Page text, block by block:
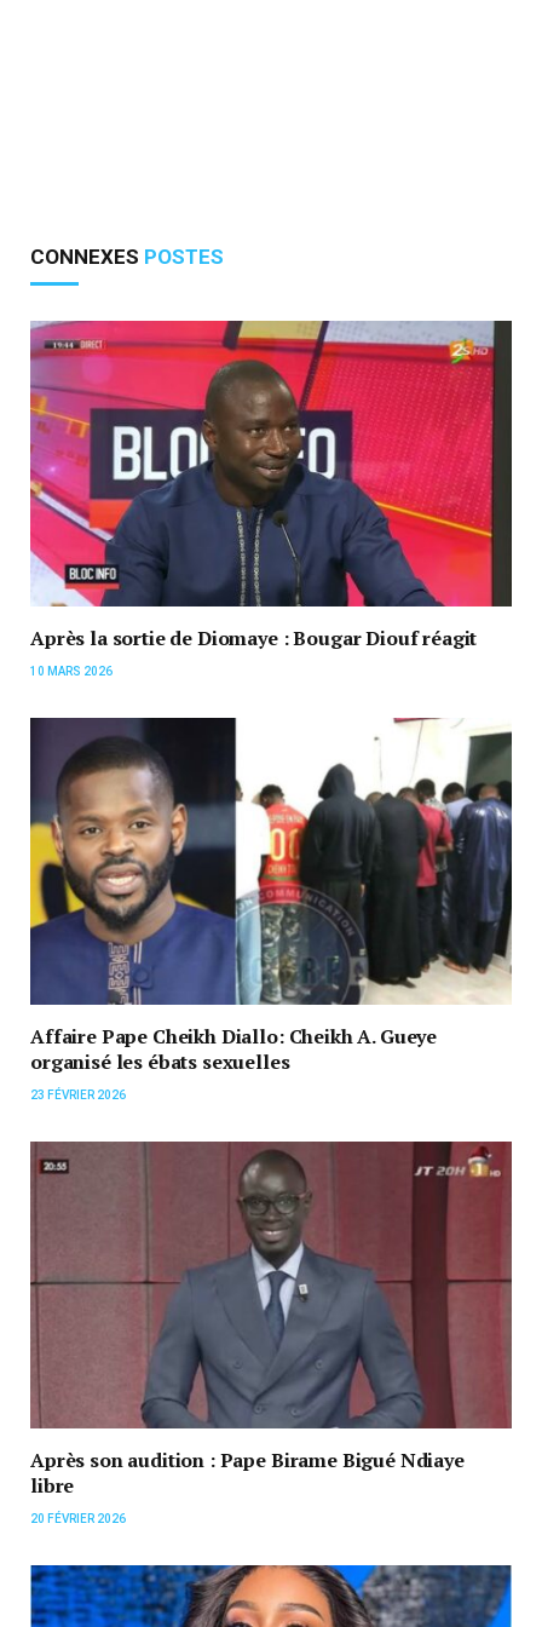
CONNEXES POSTES
Après la sortie de Diomaye : Bougar Diouf réagit
10 MARS 2026
Affaire Pape Cheikh Diallo: Cheikh A. Gueye
organisé les ébats sexuelles
23 FÉVRIER 2026
Après son audition : Pape Birame Bigué Ndiaye
libre
20 FÉVRIER 2026